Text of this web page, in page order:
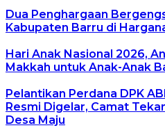
Dua Penghargaan
Kabupaten Barru di
Hari Anak Nasional 2026,
Makkah untuk Anak-Anak
Pelantikan Perdana DPK
Resmi Digelar, Camat
Desa Maju